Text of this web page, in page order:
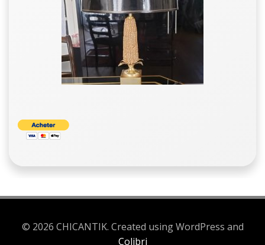
© 2026 CHICANTIK. Created using WordPress and
Colibri